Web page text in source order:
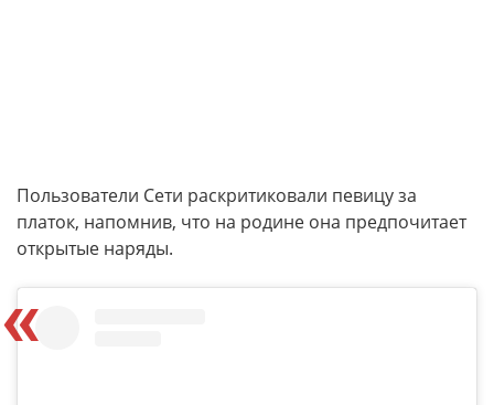
Пользователи Сети раскритиковали певицу за
платок, напомнив, что на родине она предпочитает
открытые наряды.